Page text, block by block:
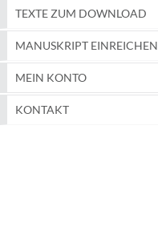
TEXTE ZUM DOWNLOAD
MANUSKRIPT EINREICHEN
MEIN KONTO
KONTAKT